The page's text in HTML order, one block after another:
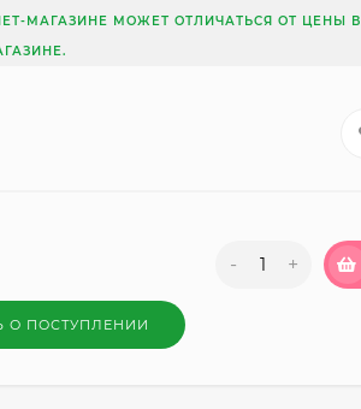
МАГАЗИНЕ МОЖЕТ ОТЛИЧАТЬСЯ ОТ ЦЕНЫ В
- +
О ПОСТУПЛЕНИИ